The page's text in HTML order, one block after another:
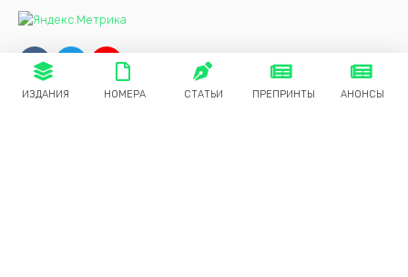
ИЗДАНИЯ НОМЕРА СТАТЬИ ПРЕПРИНТЫ АНОНСЫ